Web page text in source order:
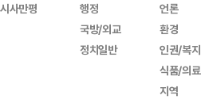
시사만평
행정
국방/외교
정치일반
언론
환경
인권/복지
식품/의료
지역